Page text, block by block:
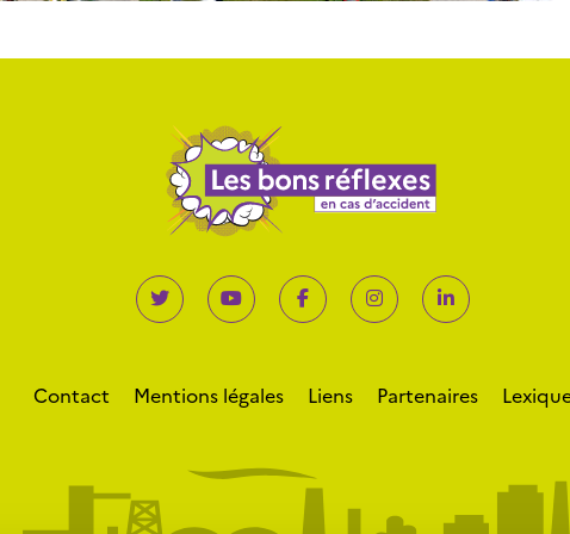
Contact Mentions légales Liens Partenaires